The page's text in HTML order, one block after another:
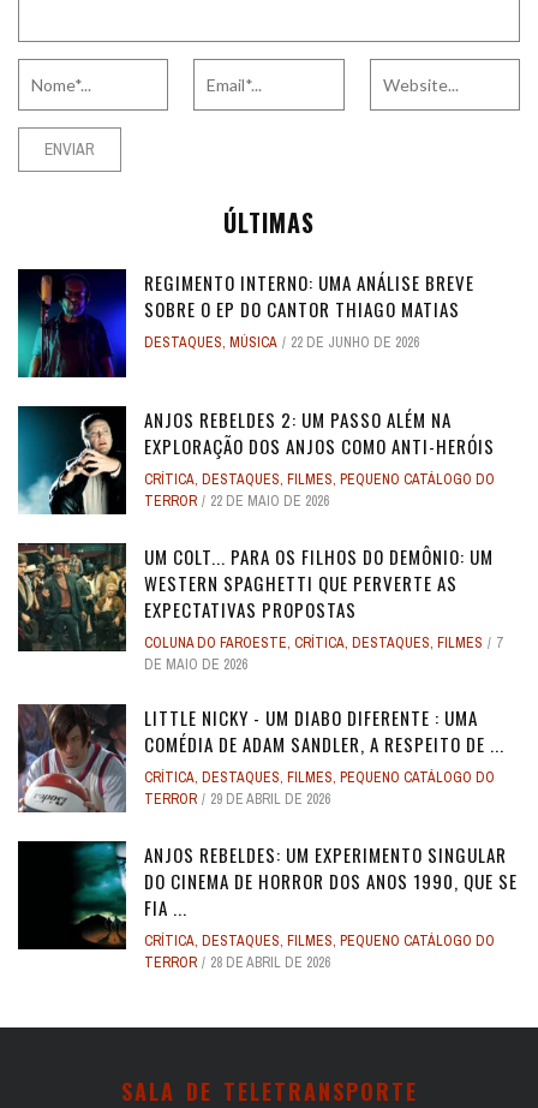
ÚLTIMAS
REGIMENTO INTERNO: UMA ANÁLISE BREVE
SOBRE O EP DO CANTOR THIAGO MATIAS
DESTAQUES, MÚSICA 22 DE JUNHO DE 2026
ANJOS REBELDES 2: UM PASSO ALÉM NA
EXPLORAÇÃO DOS ANJOS COMO ANTI-HERÓIS
CRÍTICA, DESTAQUES, FILMES, PEQUENO CATÁLOGO DO
TERROR
22 DE MAIO DE 2026
UM COLT... PARA OS FILHOS DO DEMÔNIO: UM
WESTERN SPAGHETTI QUE PERVERTE AS
EXPECTATIVAS PROPOSTAS
COLUNA DO FAROESTE, CRÍTICA, DESTAQUES, FILMES
7
DE MAIO DE 2026
LITTLE NICKY - UM DIABO DIFERENTE : UMA
COMÉDIA DE ADAM SANDLER, A RESPEITO DE ...
CRÍTICA, DESTAQUES, FILMES, PEQUENO CATÁLOGO DO
TERROR
29 DE ABRIL DE 2026
ANJOS REBELDES: UM EXPERIMENTO SINGULAR
DO CINEMA DE HORROR DOS ANOS 1990, QUE SE
FIA ...
CRÍTICA, DESTAQUES, FILMES, PEQUENO CATÁLOGO DO
TERROR
28 DE ABRIL DE 2026
SALA DE TELETRANSPORTE